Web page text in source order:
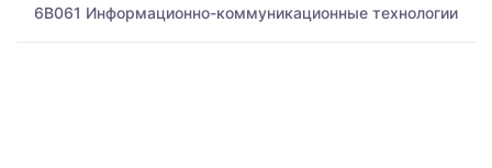
6B061 Информационно-коммуникационные технологии